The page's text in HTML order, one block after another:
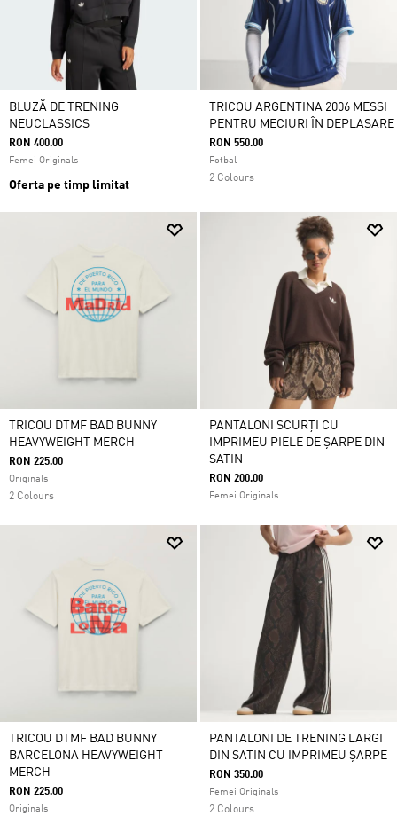
BLUZĂ DE TRENING
NEUCLASSICS
RON 400.00
Femei Originals
Oferta pe timp limitat
TRICOU ARGENTINA 2006 MESSI
PENTRU MECIURI ÎN DEPLASARE
RON 550.00
Fotbal
2 Colours
TRICOU DTMF BAD BUNNY
HEAVYWEIGHT MERCH
RON 225.00
Originals
2 Colours
PANTALONI SCURȚI CU
IMPRIMEU PIELE DE ȘARPE DIN
SATIN
RON 200.00
Femei Originals
TRICOU DTMF BAD BUNNY
BARCELONA HEAVYWEIGHT
MERCH
RON 225.00
Originals
PANTALONI DE TRENING LARGI
DIN SATIN CU IMPRIMEU ȘARPE
RON 350.00
Femei Originals
2 Colours